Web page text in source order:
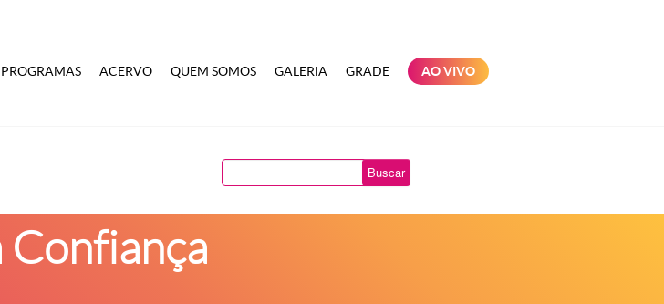
PROGRAMAS ACERVO QUEM SOMOS GALERIA GRADE AO VIVO
Buscar
Confiança